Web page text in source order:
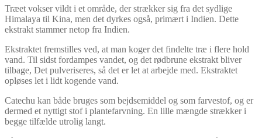
Træet vokser vildt i et område, der strækker sig fra det sydlige
Himalaya til Kina, men det dyrkes også, primært i Indien. Dette
ekstrakt stammer netop fra Indien.
Ekstraktet fremstilles ved, at man koger det findelte træ i flere hold
vand. Til sidst fordampes vandet, og det rødbrune ekstrakt bliver
tilbage, Det pulveriseres, så det er let at arbejde med. Ekstraktet
opløses let i lidt kogende vand.
Catechu kan både bruges som bejdsemiddel og som farvestof, og er
dermed et nyttigt stof i plantefarvning. En lille mængde strækker i
begge tilfælde utrolig langt.